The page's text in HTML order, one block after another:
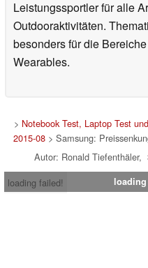
Leistungssportler für alle
Outdooraktivitäten.
besonders für die
Wearables.
> Notebook Test, Laptop Test
2015-08> Samsung:
Autor: Ronald
loading failed!